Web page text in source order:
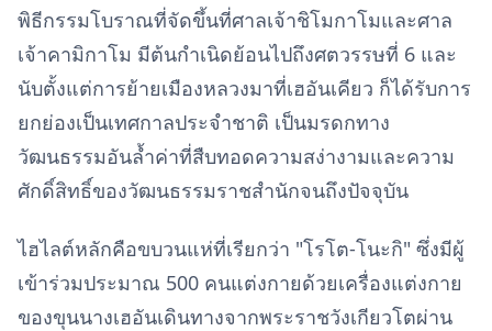
พิธีกรรมโบราณที่จัดขึ้นที่ศาลเจ้าชิโมกาโมและศาล
เจ้าคามิกาโม มีต้นกำเนิดย้อนไปถึงศตวรรษที่ 6 และ
นับตั้งแต่การย้ายเมืองหลวงมาที่เฮอันเคียว ก็ได้รับการ
ยกย่องเป็นเทศกาลประจำชาติ เป็นมรดกทาง
วัฒนธรรมอันล้ำค่าที่สืบทอดความสง่างามและความ
ศักดิ์สิทธิ์ของวัฒนธรรมราชสำนักจนถึงปัจจุบัน
ไฮไลต์หลักคือขบวนแห่ที่เรียกว่า "โรโต-โนะกิ" ซึ่งมีผู้
เข้าร่วมประมาณ 500 คนแต่งกายด้วยเครื่องแต่งกาย
ของขุนนางเฮอันเดินทางจากพระราชวังเกียวโตผ่าน